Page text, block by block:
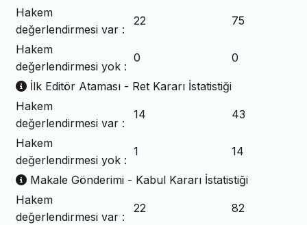
Hakem
değerlendirmesi var :
22 75
Hakem
değerlendirmesi yok :
0 0
İlk Editör Ataması - Ret Kararı İstatistiği
Hakem
değerlendirmesi var :
14 43
Hakem
değerlendirmesi yok :
1 14
Makale Gönderimi - Kabul Kararı İstatistiği
Hakem
değerlendirmesi var :
22 82